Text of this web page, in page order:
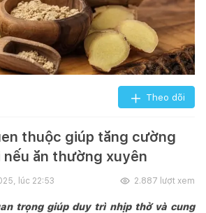
Theo dõi
thuộc giúp tăng cường
ăn thường xuyên
lúc 22:53 2.887 lượt xem
trọng giúp duy trì nhịp thở và cung